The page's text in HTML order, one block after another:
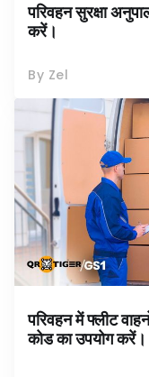
परिवहन सुरक्षा
करें।
By Zel
परिवहन में फ्लीट
कोड का उपयोग करें।